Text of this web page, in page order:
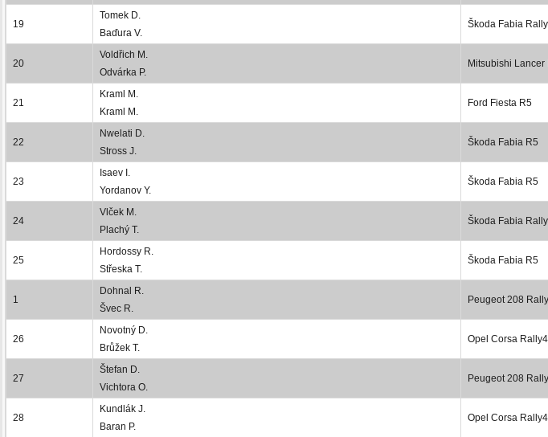
19
Tomek D.
Baďura V.
Škoda Fabia
20
Voldřich M.
Odvárka P.
Mitsubishi Lancer
21
Kraml M.
Kraml M.
Ford Fiesta R5
22
Nwelati D.
Stross J.
Škoda Fabia R5
23
Isaev I.
Yordanov Y.
Škoda Fabia R5
24
Vlček M.
Plachý T.
Škoda Fabia
25
Hordossy R.
Střeska T.
Škoda Fabia R5
1
Dohnal R.
Švec R.
Peugeot 208
26
Novotný D.
Brůžek T.
Opel Corsa Rally4
27
Štefan D.
Vichtora O.
Peugeot 208
28
Kundlák J.
Baran P.
Opel Corsa Rally4